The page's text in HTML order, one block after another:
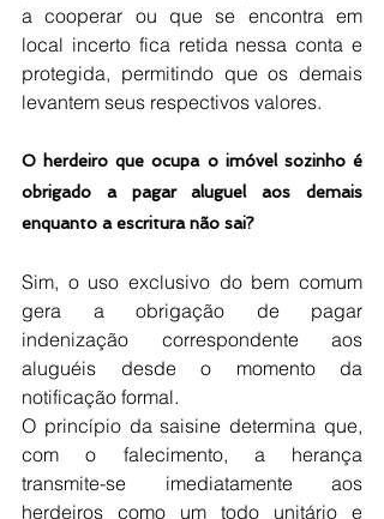
a cooperar ou que se encontra em
local incerto fica retida nessa conta e
protegida, permitindo que os demais
levantem seus respectivos valores.
O herdeiro que ocupa o imóvel sozinho é
obrigado a pagar aluguel aos demais
enquanto a escritura não sai?
Sim, o uso exclusivo do bem comum
gera a obrigação de pagar
indenização correspondente aos
aluguéis desde o momento da
notificação formal.
O princípio da saisine determina que,
com o falecimento, a herança
transmite-se imediatamente aos
herdeiros como um todo unitário e